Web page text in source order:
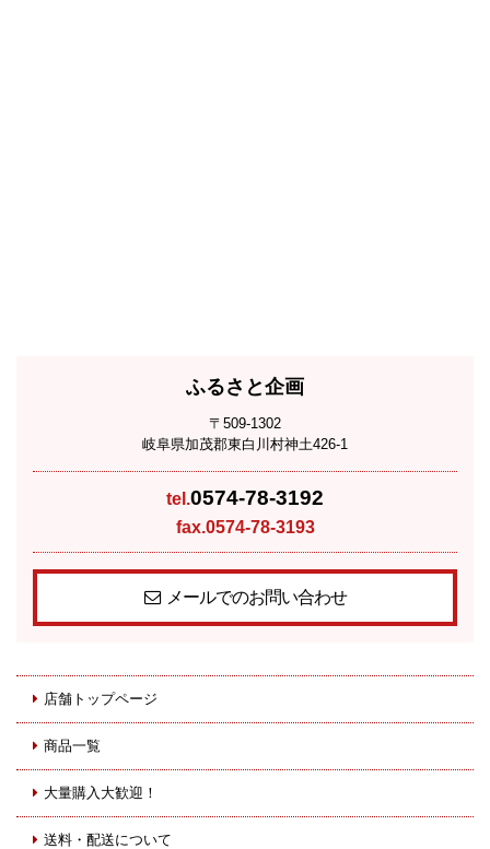
ふるさと企画
〒509-1302
岐阜県加茂郡東白川村神土426-1
tel.0574-78-3192
fax.0574-78-3193
メールでのお問い合わせ
店舗トップページ
商品一覧
大量購入大歓迎！
送料・配送について